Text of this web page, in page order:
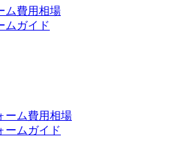
ム費用相場
ムガイド
ーム費用相場
ームガイド